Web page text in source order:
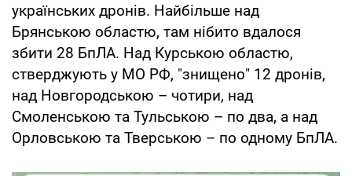
українських дронів. Найбільше над
Брянською областю, там нібито вдалося
збити 28 БпЛА. Над Курською областю,
стверджують у МО РФ, "знищено" 12 дронів,
над Новгородською – чотири, над
Смоленською та Тульською – по два, а над
Орловською та Тверською – по одному БпЛА.